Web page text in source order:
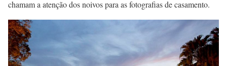
chamam a atenção dos noivos para as fotografias de casamento.